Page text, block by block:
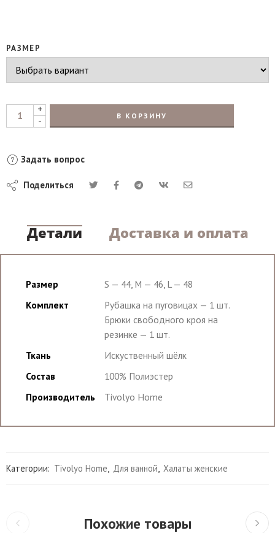
РАЗМЕР
+
-
В КОРЗИНУ
Задать вопрос
Поделиться
Детали Доставка и оплата
Размер
S — 44, M — 46, L — 48
Комплект
Рубашка на пуговицах — 1 шт.
Брюки свободного кроя на
резинке — 1 шт.
Ткань
Искуственный шёлк
Состав
100% Полиэстер
Производитель
Tivolyo Home
Категории: Tivolyo Home, Для ванной, Халаты женские
Похожие товары